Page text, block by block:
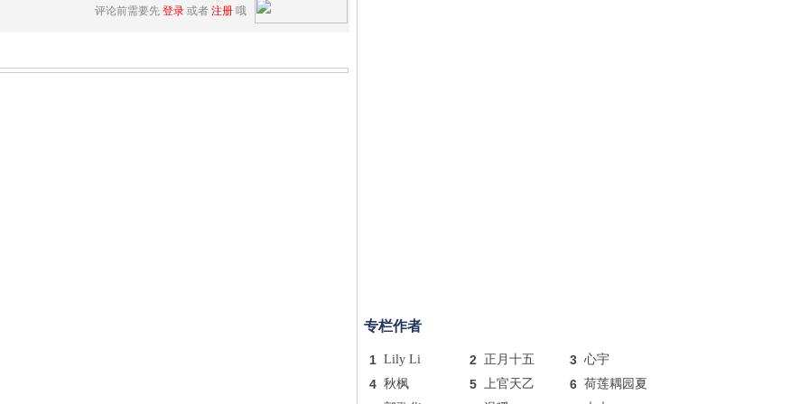
评论前需要先 登录 或者 注册 哦
专栏作者
1 Lily Li 2 正月十五 3 心宇
4 秋枫 5 上官天乙 6 荷莲耦园夏